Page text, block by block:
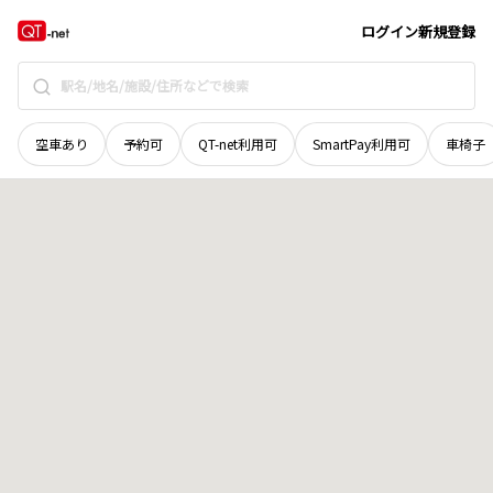
ログイン新規登録
空車あり 予約可 QT-net利用可 SmartPay利用可 車椅子
奈良県